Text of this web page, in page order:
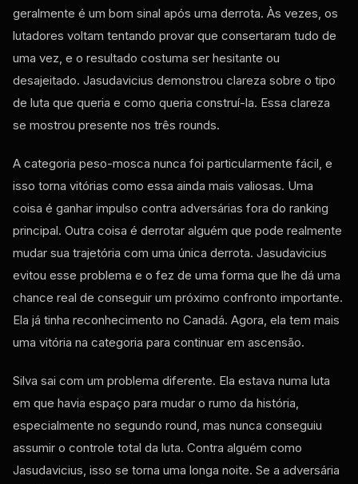
geralmente é um bom sinal após uma derrota. Às vezes, os
lutadores voltam tentando provar que consertaram tudo de
uma vez, e o resultado costuma ser hesitante ou
desajeitado. Jasudavicius demonstrou clareza sobre o tipo
de luta que queria e como queria construí-la. Essa clareza
se mostrou presente nos três rounds.
A categoria peso-mosca nunca foi particularmente fácil, e
isso torna vitórias como essa ainda mais valiosas. Uma
coisa é ganhar impulso contra adversárias fora do ranking
principal. Outra coisa é derrotar alguém que pode realmente
mudar sua trajetória com uma única derrota. Jasudavicius
evitou esse problema e o fez de uma forma que lhe dá uma
chance real de conseguir um próximo confronto importante.
Ela já tinha reconhecimento no Canadá. Agora, ela tem mais
uma vitória na categoria para continuar em ascensão.
Silva sai com um problema diferente. Ela estava numa luta
em que havia espaço para mudar o rumo da história,
especialmente no segundo round, mas nunca conseguiu
assumir o controle total da luta. Contra alguém como
Jasudavicius, isso se torna uma longa noite. Se a adversária